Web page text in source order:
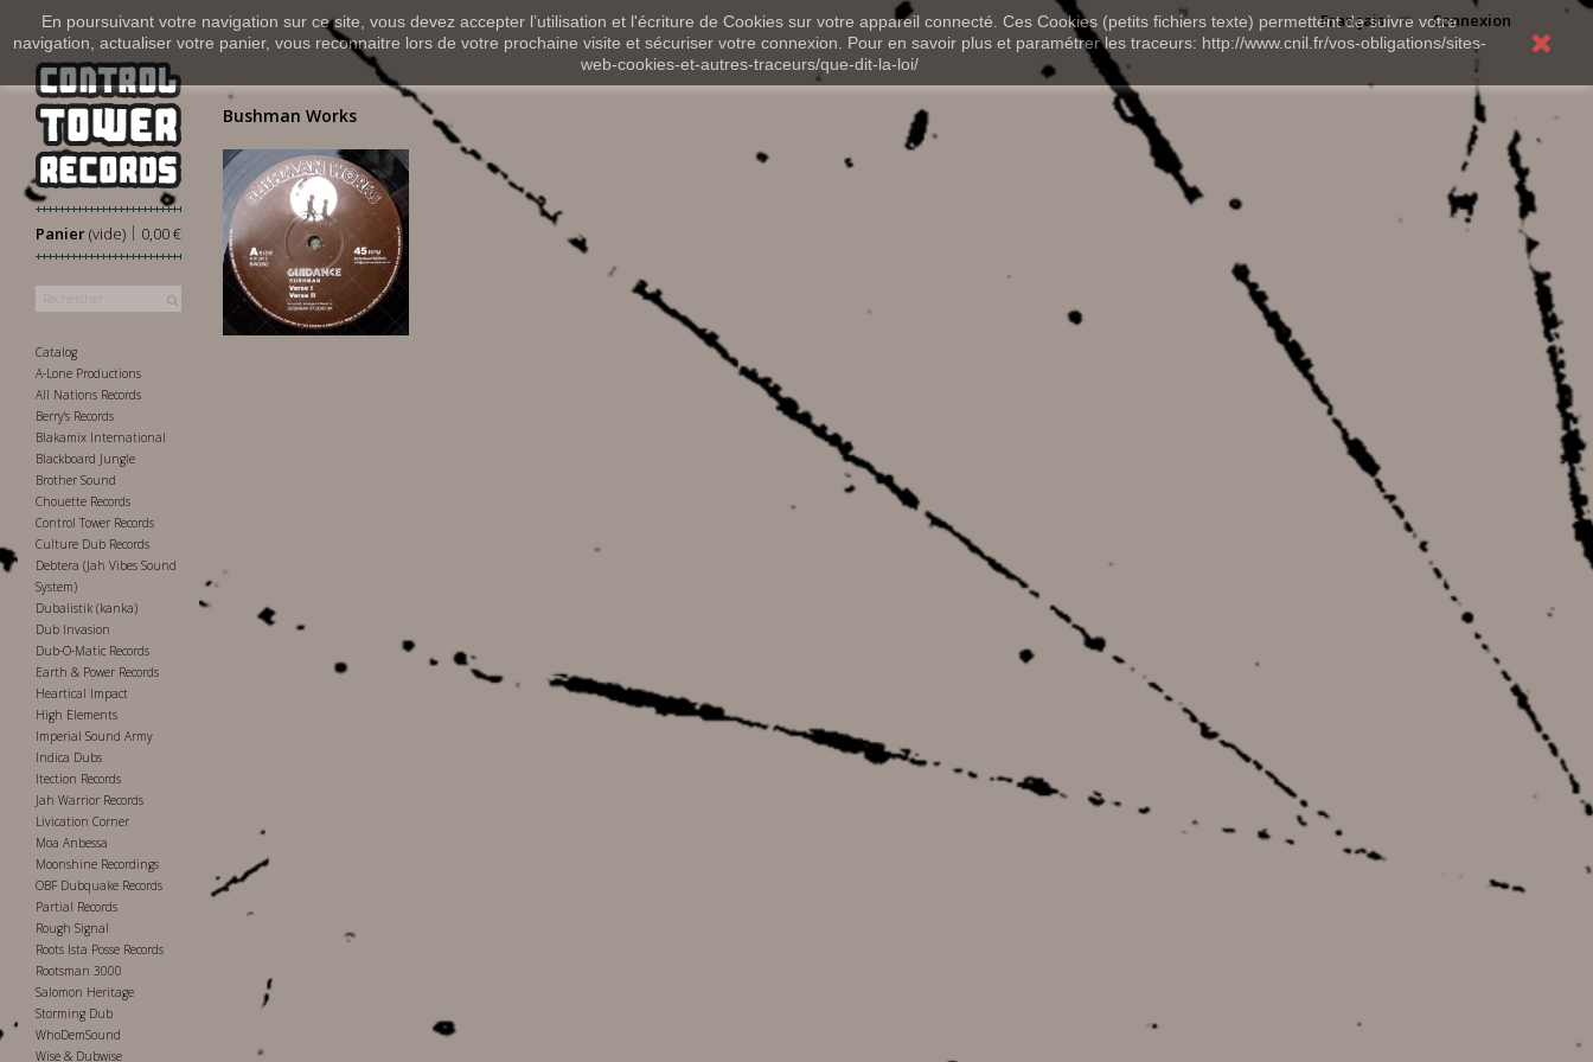
En poursuivant votre navigation sur ce site, vous devez accepter l’utilisation et l'écriture de Cookies sur votre appareil connecté. Ces Cookies (petits fichiers texte) permettent de suivre votre
navigation, actualiser votre panier, vous reconnaitre lors de votre prochaine visite et sécuriser votre connexion. Pour en savoir plus et paramétrer les traceurs: http://www.cnil.fr/vos-obligations/sites-
web-cookies-et-autres-traceurs/que-dit-la-loi/
Connexion
Français
Panier 0,00 €
|
(vide)
Catalog
A-Lone Productions
All Nations Records
Berry's Records
Blakamix International
Blackboard Jungle
Brother Sound
Chouette Records
Control Tower Records
Culture Dub Records
Debtera (Jah Vibes Sound
System)
Dubalistik (kanka)
Dub Invasion
Dub-O-Matic Records
Earth & Power Records
Heartical Impact
High Elements
Imperial Sound Army
Indica Dubs
Itection Records
Jah Warrior Records
Livication Corner
Moa Anbessa
Moonshine Recordings
OBF Dubquake Records
Partial Records
Rough Signal
Roots Ista Posse Records
Rootsman 3000
Salomon Heritage
Storming Dub
WhoDemSound
Wise & Dubwise
Bushman Works
11,00 €